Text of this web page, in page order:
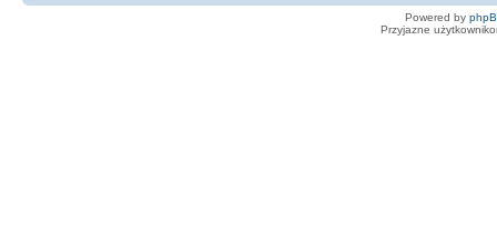
Powered by
Przyjazne